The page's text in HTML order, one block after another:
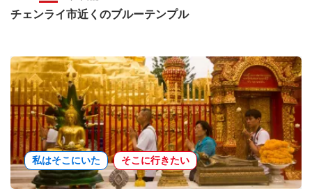
チェンライ市近くのブルーテンプル
私はそこにいた そこに行きたい